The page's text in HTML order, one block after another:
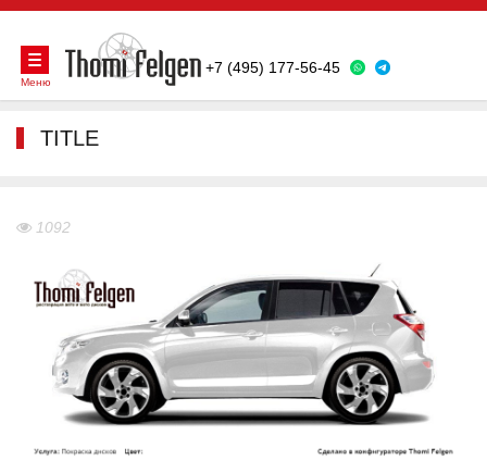
+7 (495) 177-56-45
Меню
TITLE
1092